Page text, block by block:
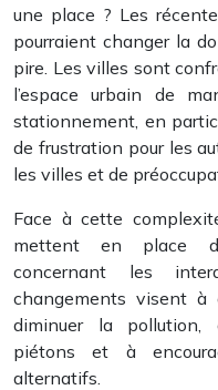
une place ? Les
pourraient changer la
pire. Les villes sont
l’espace urbain de
stationnement, en
de frustration pour les
les villes et de
Face à cette
mettent en place
concernant les
changements visent à
diminuer la pollution,
piétons et à
alternatifs.